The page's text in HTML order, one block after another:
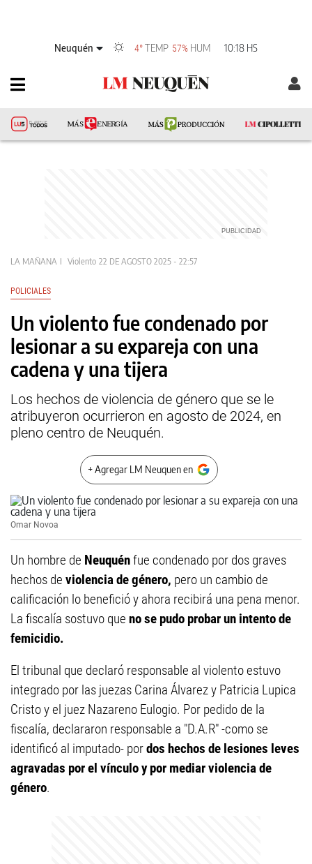
Neuquén 4°TEMP 57% HUM 10:18 HS
LA MAÑANA Violento 22 DE AGOSTO 2025 - 22:57
POLICIALES
Un violento fue condenado por
lesionar a su expareja con una
cadena y una tijera
Los hechos de violencia de género que se le
atribuyeron ocurrieron en agosto de 2024, en
pleno centro de Neuquén.
+ Agregar LM Neuquen en
Omar Novoa
Un hombre de Neuquénfue condenado por dos graves
hechos de violencia de género, pero un cambio de
calificación lo benefició y ahora recibirá una pena menor.
La fiscalía sostuvo que no se pudo probar un intento de
femicidio.
El tribunal que declaró responsable al violento estuvo
integrado por las juezas Carina Álvarez y Patricia Lupica
Cristo y el juez Nazareno Eulogio. Por pedido de la
fiscalía, declararon responsable a "D.A.R" -como se
identificó al imputado- pordos hechos de lesiones leves
agravadas por el vínculo y por mediar violencia de
género.